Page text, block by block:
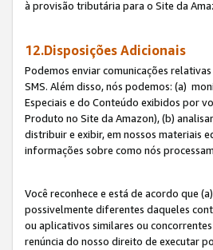
à provisão tributária para o Site da
12.Disposições Adicionais
Podemos enviar comunicações
SMS. Além disso, nós podemos: (a)
Especiais e do Conteúdo exibidos por
Produto no Site da Amazon), (b)
distribuir e exibir, em nossos materiais
informações sobre como nós
Você reconhece e está de acordo que
possivelmente diferentes daqueles
ou aplicativos similares ou
renúncia do nosso direito de executar